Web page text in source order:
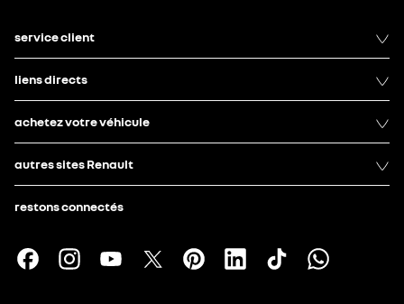
service client
liens directs
achetez votre véhicule
autres sites Renault
restons connectés